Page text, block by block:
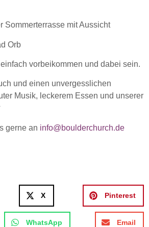
Sommerterrasse mit Aussicht
Orb
vorbeikommen und dabei sein.
und einen unvergesslichen
Musik, leckerem Essen und unserer
gerne an info@boulderchurch.de
X Pinterest
WhatsApp Email